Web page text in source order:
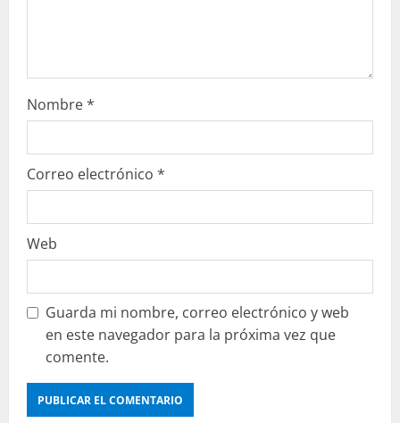
Nombre*
Correo electrónico *
Web
Guarda mi nombre, correo electrónico y web
en este navegador para la próxima vez que
comente.